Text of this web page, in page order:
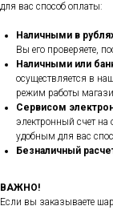
для вас способ оплаты:
Наличными в
Вы его проверяете,
Наличными или
осуществляется в
режим работы
Сервисом
электронный счет на
удобным для вас
Безналичный
ВАЖНО!
Если вы заказываете